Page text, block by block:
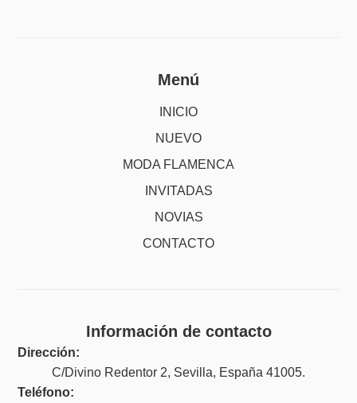
Menú
INICIO
NUEVO
MODA FLAMENCA
INVITADAS
NOVIAS
CONTACTO
Información de contacto
Dirección:
C/Divino Redentor 2, Sevilla, España 41005.
Teléfono: